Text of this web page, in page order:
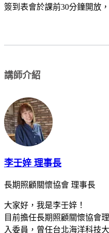
簽到表會於課前30分鐘開放
講師介紹
李壬㛙 理事長
長期照顧關懷協會 理事長
大家好，我是李壬㛙！
目前擔任長期照顧關懷協會
入委員，曾任台北海洋科技